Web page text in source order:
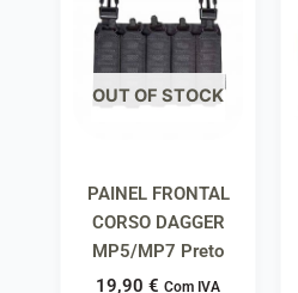
OUT OF STOCK
PAINEL FRONTAL
CORSO DAGGER
MP5/MP7 Preto
19,90 € Com IVA